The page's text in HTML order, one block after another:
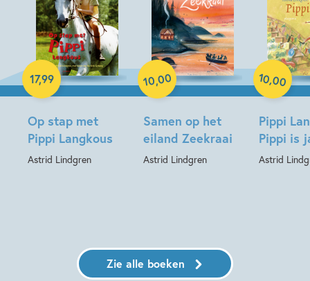
Op stap met
Pippi Langkous
Astrid Lindgren
17,99
Hardcover
Samen op het
eiland Zeekraai
Astrid Lindgren
10,00
Paperback
Pippi
Pippi is
Astrid
10,00
Hardcover
Zie alle boeken